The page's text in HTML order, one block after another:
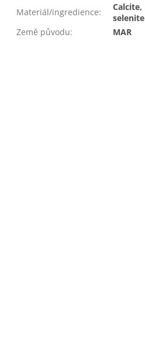
Materiál/ingredience:
Calcite,
selenite
Země původu: MAR